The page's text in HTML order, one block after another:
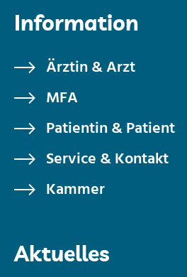
Information
Ärztin & Arzt
MFA
Patientin & Patient
Service & Kontakt
Kammer
Aktuelles